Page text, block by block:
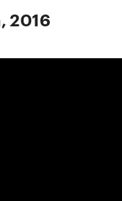
2016